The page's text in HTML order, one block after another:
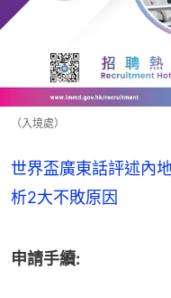
（入境處）
世界盃廣東話評述
析2大不敗原因
申請手續: